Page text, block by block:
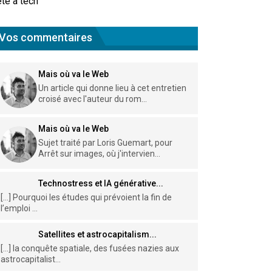
commentaires
Mais où va le Web
Un article qui donne lieu à cet entretien
croisé avec l'auteur du rom...
Mais où va le Web
Sujet traité par Loris Guemart, pour
Arrêt sur images, où j'intervien...
Technostress et IA générative...
[…] Pourquoi les études qui prévoient la fin de
l’emploi ...
Satellites et astrocapitalism...
[…] la conquête spatiale, des fusées nazies aux
astrocapitalist...